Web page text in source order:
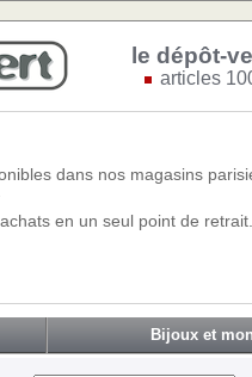
le dépôt-
articles
dans nos magasins
en un seul point de retrait.
Bijoux et